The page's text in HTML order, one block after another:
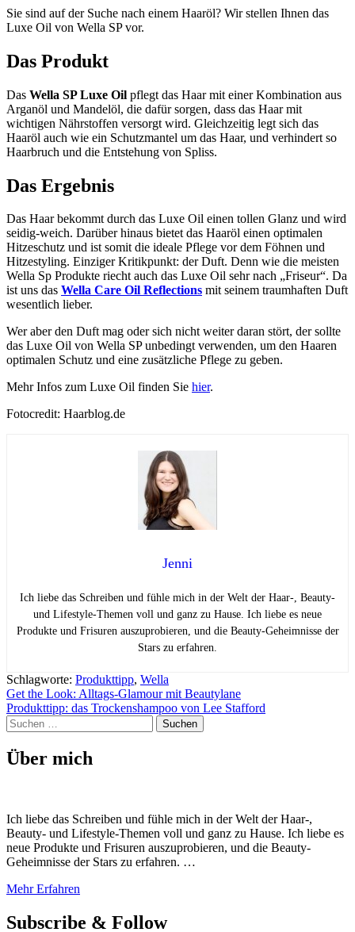
Sie sind auf der Suche nach einem Haaröl? Wir stellen Ihnen das
Luxe Oil von Wella SP vor.
Das Produkt
Das Wella SP Luxe Oil pflegt das Haar mit einer Kombination aus
Arganöl und Mandelöl, die dafür sorgen, dass das Haar mit
wichtigen Nährstoffen versorgt wird. Gleichzeitig legt sich das
Haaröl auch wie ein Schutzmantel um das Haar, und verhindert so
Haarbruch und die Entstehung von Spliss.
Das Ergebnis
Das Haar bekommt durch das Luxe Oil einen tollen Glanz und wird
seidig-weich. Darüber hinaus bietet das Haaröl einen optimalen
Hitzeschutz und ist somit die ideale Pflege vor dem Föhnen und
Hitzestyling. Einziger Kritikpunkt: der Duft. Denn wie die meisten
Wella Sp Produkte riecht auch das Luxe Oil sehr nach „Friseur“. Da
ist uns das Wella Care Oil Reflections mit seinem traumhaften Duft
wesentlich lieber.
Wer aber den Duft mag oder sich nicht weiter daran stört, der sollte
das Luxe Oil von Wella SP unbedingt verwenden, um den Haaren
optimalen Schutz und eine zusätzliche Pflege zu geben.
Mehr Infos zum Luxe Oil finden Sie hier.
Fotocredit: Haarblog.de
Jenni
Ich liebe das Schreiben und fühle mich in der Welt der Haar-, Beauty-
und Lifestyle-Themen voll und ganz zu Hause. Ich liebe es neue
Produkte und Frisuren auszuprobieren, und die Beauty-Geheimnisse der
Stars zu erfahren.
Schlagworte: Produkttipp, Wella
Beitragsnavigation
Get the Look: Alltags-Glamour mit Beautylane
Produkttipp: das Trockenshampoo von Lee Stafford
Suchen
nach:
Über mich
Ich liebe das Schreiben und fühle mich in der Welt der Haar-,
Beauty- und Lifestyle-Themen voll und ganz zu Hause. Ich liebe es
neue Produkte und Frisuren auszuprobieren, und die Beauty-
Geheimnisse der Stars zu erfahren. …
Mehr Erfahren
Subscribe & Follow